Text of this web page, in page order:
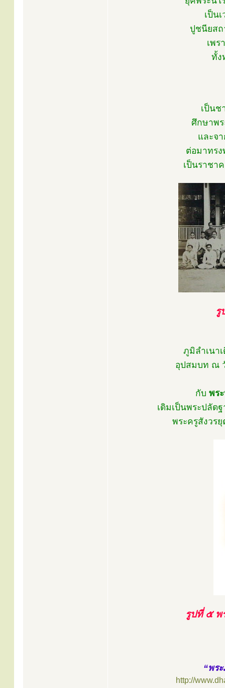
เป็น
ปูชนียสถ
เพ
ทั้ง
เป็นช
ศึกษาพ
และจ
ต่อมาทร
เป็นราช
รู
ภูมิลำเนา
อุปสมบท ณ
กับ พร
เดิมเป็นพระปลัด
พระครูสังวร
รูปที่ ๕ พ
“พร
http://